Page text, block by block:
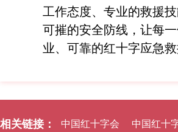
工作态度、专业的救援
可摧的安全防线，让每
业、可靠的红十字应急
相关链接： 中国红十字会 中国红十